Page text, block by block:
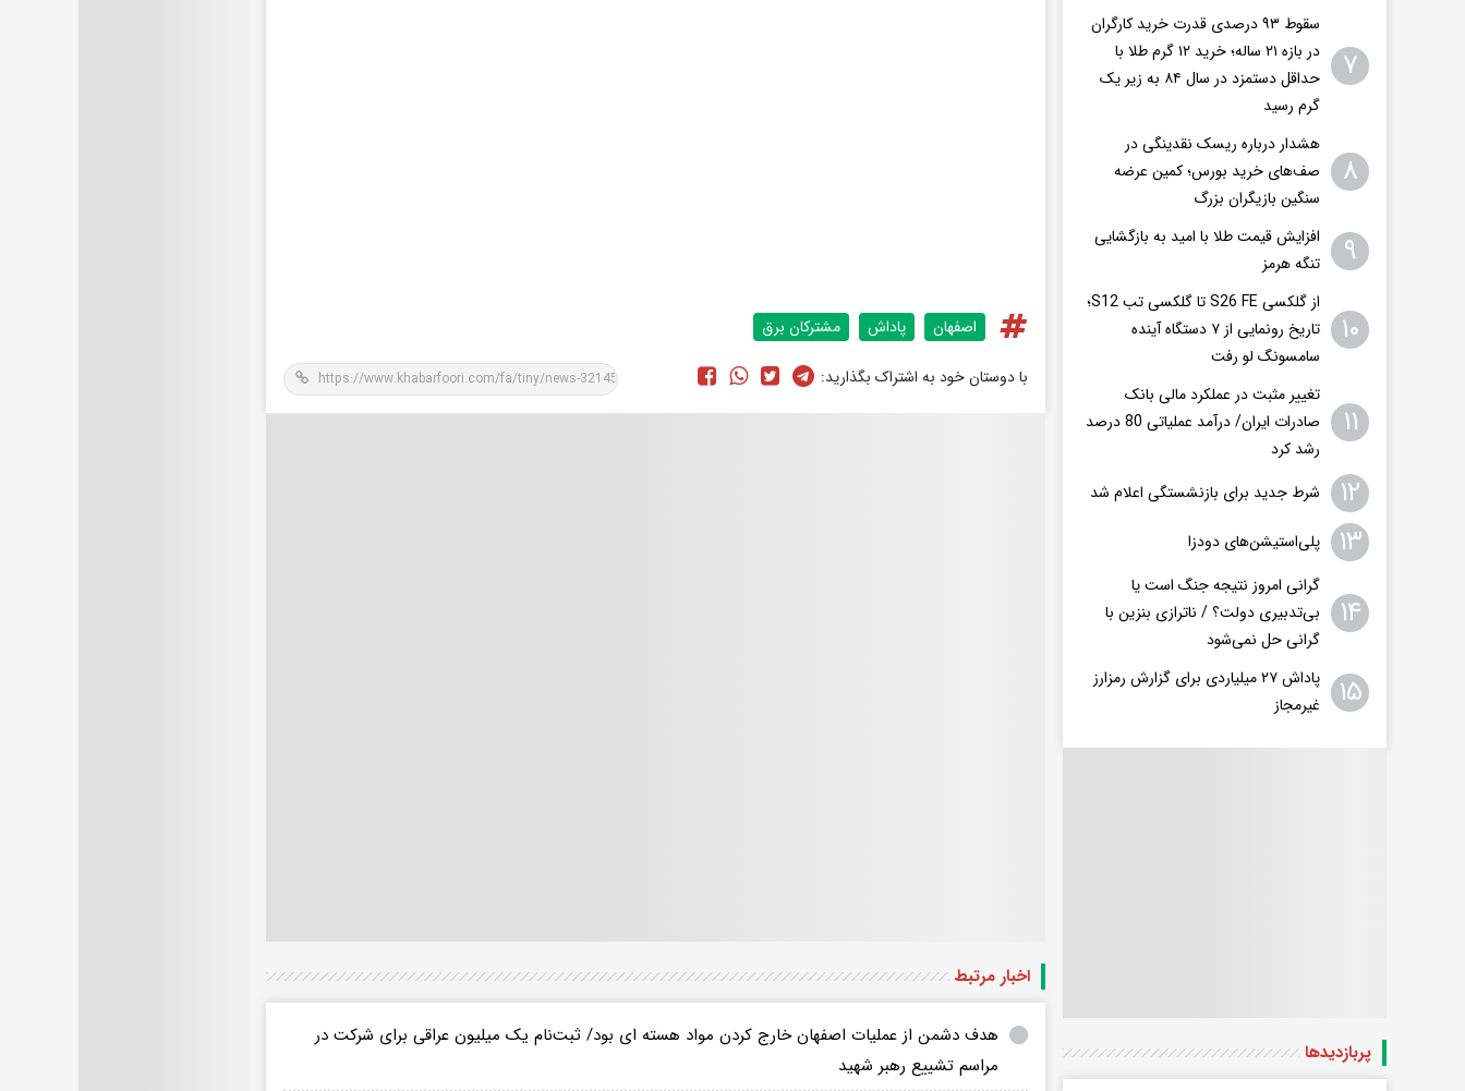
اصفهان پاداش مشترکان برق
با دوستان خود به اشتراک بگذارید:
اخبار مرتبط
هدف دشمن از عملیات اصفهان خارج کردن مواد هسته ای بود/ ثبت‌نام یک میلیون عراقی برای شرکت در
مراسم تشییع رهبر شهید
۷
سقوط ۹۳ درصدی قدرت خرید کارگران
در بازه ۲۱ ساله؛ خرید ۱۲ گرم طلا با
حداقل دستمزد در سال ۸۴ به زیر یک
گرم رسید
۸
هشدار درباره ریسک نقدینگی در
صف‌های خرید بورس؛ کمین عرضه
سنگین بازیگران بزرگ
۹
افزایش قیمت طلا با امید به بازگشایی
تنگه هرمز
۱۰
از گلکسی S26 FE تا گلکسی تب S12؛
تاریخ رونمایی از ۷ دستگاه آینده
سامسونگ لو رفت
۱۱
تغییر مثبت در عملکرد مالی بانک
صادرات ایران/ درآمد عملیاتی 80 درصد
رشد کرد
۱۲ شرط جدید برای بازنشستگی اعلام شد
۱۳ پلی‌استیشن‌های دودزا
۱۴
گرانی امروز نتیجه جنگ است یا
بی‌تدبیری دولت؟ / ناترازی بنزین با
گرانی حل نمی‌شود
۱۵
پاداش ۲۷ میلیاردی برای گزارش رمزارز
غیرمجاز
پربازدید‌ها